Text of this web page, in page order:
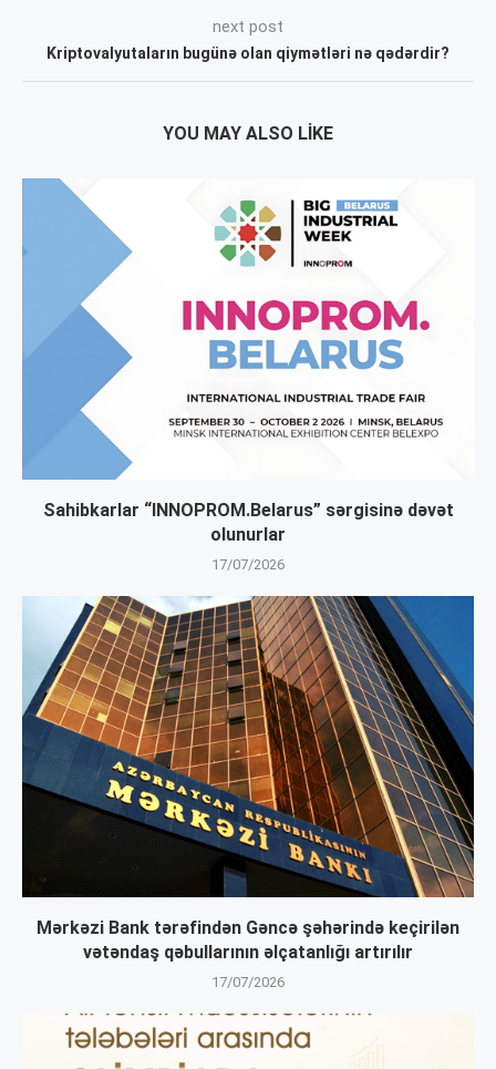
next post
Kriptovalyutaların bugünə olan qiymətləri nə qədərdir?
YOU MAY ALSO LIKE
Sahibkarlar “INNOPROM.Belarus” sərgisinə dəvət
olunurlar
17/07/2026
Mərkəzi Bank tərəfindən Gəncə şəhərində keçirilən
vətəndaş qəbullarının əlçatanlığı artırılır
17/07/2026